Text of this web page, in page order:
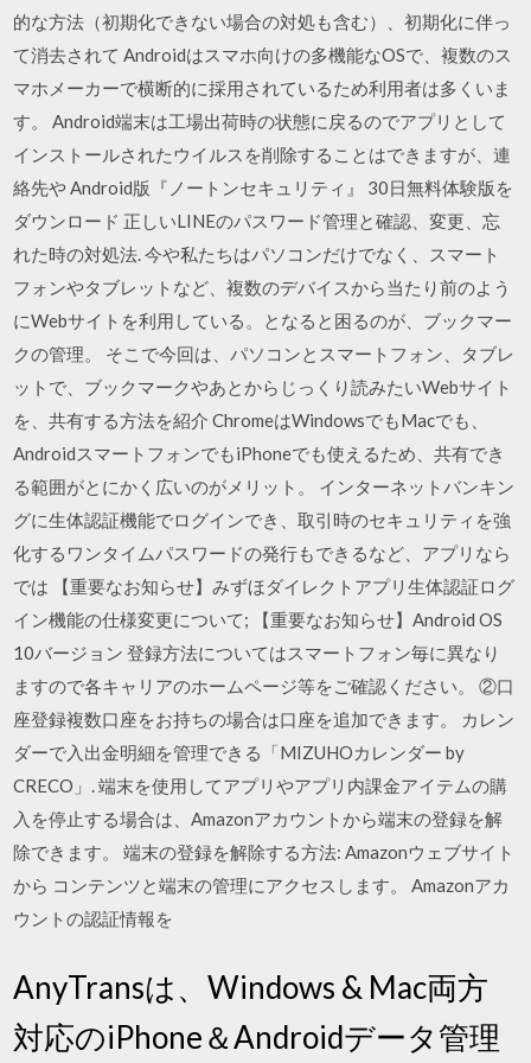
的な方法（初期化できない場合の対処も含む）、初期化に伴っ
て消去されて Androidはスマホ向けの多機能なOSで、複数のス
マホメーカーで横断的に採用されているため利用者は多くいま
す。 Android端末は工場出荷時の状態に戻るのでアプリとして
インストールされたウイルスを削除することはできますが、連
絡先や Android版『ノートンセキュリティ』 30日無料体験版を
ダウンロード 正しいLINEのパスワード管理と確認、変更、忘
れた時の対処法. 今や私たちはパソコンだけでなく、スマート
フォンやタブレットなど、複数のデバイスから当たり前のよう
にWebサイトを利用している。となると困るのが、ブックマー
クの管理。 そこで今回は、パソコンとスマートフォン、タブレ
ットで、ブックマークやあとからじっくり読みたいWebサイト
を、共有する方法を紹介 ChromeはWindowsでもMacでも、
AndroidスマートフォンでもiPhoneでも使えるため、共有でき
る範囲がとにかく広いのがメリット。 インターネットバンキン
グに生体認証機能でログインでき、取引時のセキュリティを強
化するワンタイムパスワードの発行もできるなど、アプリなら
では 【重要なお知らせ】みずほダイレクトアプリ生体認証ログ
イン機能の仕様変更について; 【重要なお知らせ】Android OS
10バージョン 登録方法についてはスマートフォン毎に異なり
ますので各キャリアのホームページ等をご確認ください。 ②口
座登録複数口座をお持ちの場合は口座を追加できます。 カレン
ダーで入出金明細を管理できる「MIZUHOカレンダー by
CRECO」. 端末を使用してアプリやアプリ内課金アイテムの購
入を停止する場合は、Amazonアカウントから端末の登録を解
除できます。 端末の登録を解除する方法: Amazonウェブサイト
から コンテンツと端末の管理にアクセスします。 Amazonアカ
ウントの認証情報を
AnyTransは、Windows & Mac両方
対応のiPhone＆Androidデータ管理